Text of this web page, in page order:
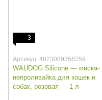
3
Артикул: 4823089356259
WAUDOG Silicone — миска-
непроливайка для кошек и
собак, розовая — 1 л